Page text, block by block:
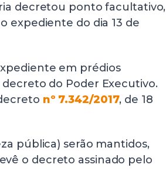
decretou ponto facultativo,
expediente do dia 13 de
em prédios
do Poder Executivo.
nº 7.342/2017, de 18
pública) serão mantidos,
o decreto assinado pelo